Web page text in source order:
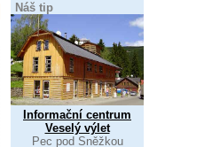
Náš tip
Informační centrum
Veselý výlet
Pec pod Sněžkou